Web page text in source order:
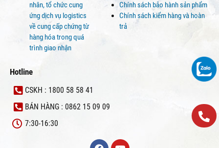
nhân, tổ chức cung
ứng dịch vụ logistics
về cung cấp chứng từ
hàng hóa trong quá
trình giao nhận
Chính sách bảo hành sản phẩm
Chính sách kiểm hàng và hoàn
trả
Hotline
CSKH : 1800 58 58 41
BÁN HÀNG : 0862 15 09 09
7:30-16:30